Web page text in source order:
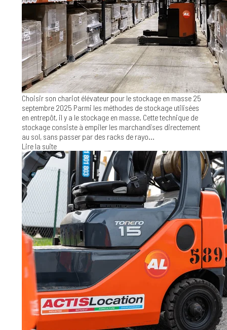
Choisir son chariot élévateur pour le stockage en masse 25
septembre 2025 Parmi les méthodes de stockage utilisées
en entrepôt, il y a le stockage en masse. Cette technique de
stockage consiste à empiler les marchandises directement
au sol, sans passer par des racks de rayo...
Lire la suite